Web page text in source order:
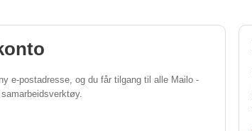
e-postadresse, og du får tilgang til alle Mailo -